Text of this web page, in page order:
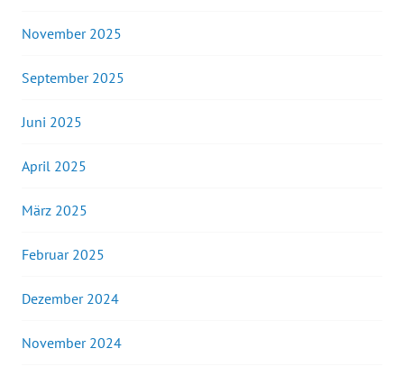
November 2025
September 2025
Juni 2025
April 2025
März 2025
Februar 2025
Dezember 2024
November 2024